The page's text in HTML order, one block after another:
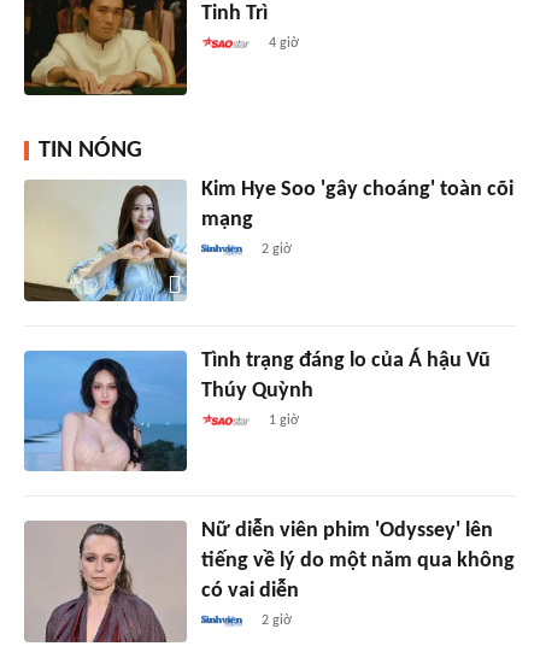
Tinh Trì
4 giờ
TIN NÓNG
Kim Hye Soo 'gây choáng' toàn cõi
mạng
2 giờ
Tình trạng đáng lo của Á hậu Vũ
Thúy Quỳnh
1 giờ
Nữ diễn viên phim 'Odyssey' lên
tiếng về lý do một năm qua không
có vai diễn
2 giờ